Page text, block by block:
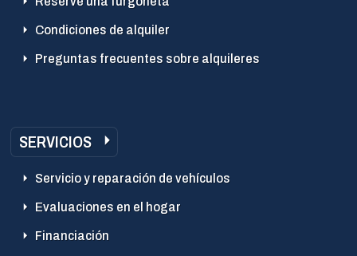
Condiciones de alquiler
Preguntas frecuentes sobre alquileres
SERVICIOS
Servicio y reparación de vehículos
Evaluaciones en el hogar
Financiación